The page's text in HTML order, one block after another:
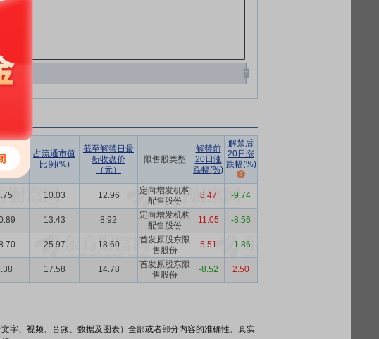
值比
占流通市值
比例(%)
截至解禁日最
新收盘价
（元）
限售股类型
解禁前
20日涨
跌幅(%)
解禁后
20日涨
跌幅(%)
10.03 12.96
定向增发机构
配售股份
8.47 -9.74
13.43 8.92
定向增发机构
配售股份
11.05 -8.56
25.97 18.60
首发原股东限
售股份
5.51 -1.86
17.58 14.78
首发原股东限
售股份
-8.52 2.50
字、视频、音频、数据及图表）全部或者部分内容的准确性、真实